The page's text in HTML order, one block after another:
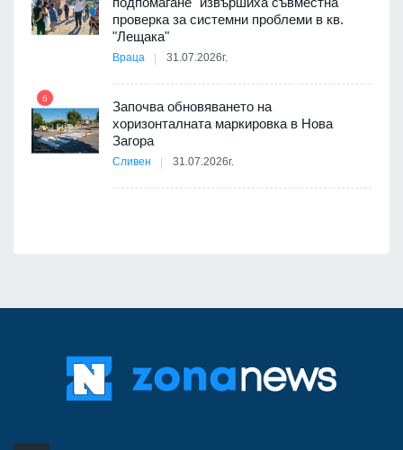
проверка за системни проблеми в кв.
"Лещака"
Враца 31.07.2026г.
6
Започва обновяването на
хоризонталната маркировка в Нова
Загора
Сливен 31.07.2026г.